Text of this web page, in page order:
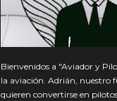
Bienvenidos a "Aviador y
la aviación. Adrián, nuestro
quieren convertirse en